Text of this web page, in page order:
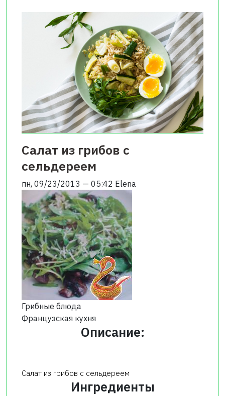
Салат из грибов с
сельдереем
пн, 09/23/2013 — 05:42 Elena
Грибные блюда
Французская кухня
Описание:
Салат из грибов с сельдереем
Ингредиенты